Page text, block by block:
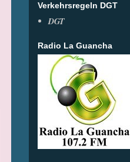
Verkehrsregeln DGT
DGT
Radio La Guancha